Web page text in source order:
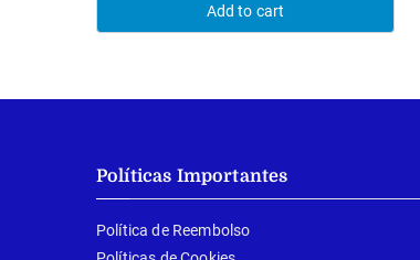
Add to cart
Políticas Importantes
Política de Reembolso